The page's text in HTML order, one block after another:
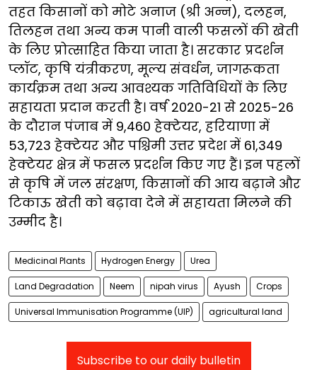
तहत किसानों को मोटे अनाज (श्री अन्न), दलहन,
तिलहन तथा अन्य कम पानी वाली फसलों की खेती
के लिए प्रोत्साहित किया जाता है। सरकार प्रदर्शन
प्लॉट, कृषि यंत्रीकरण, मूल्य संवर्धन, जागरूकता
कार्यक्रम तथा अन्य आवश्यक गतिविधियों के लिए
सहायता प्रदान करती है। वर्ष 2020-21 से 2025-26
के दौरान पंजाब में 9,460 हेक्टेयर, हरियाणा में
53,723 हेक्टेयर और पश्चिमी उत्तर प्रदेश में 61,349
हेक्टेयर क्षेत्र में फसल प्रदर्शन किए गए हैं। इन पहलों
से कृषि में जल संरक्षण, किसानों की आय बढ़ाने और
टिकाऊ खेती को बढ़ावा देने में सहायता मिलने की
उम्मीद है।
Medicinal Plants Hydrogen Energy Urea
Land Degradation Neem nipah virus Ayush Crops
Universal Immunisation Programme (UIP) agricultural land
Subscribe to our daily bulletin